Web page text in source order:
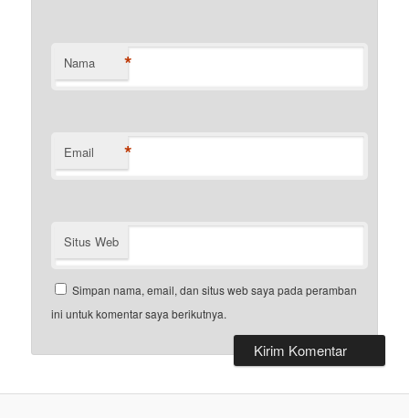
Nama *
Email *
Situs Web
Simpan nama, email, dan situs web saya pada peramban
ini untuk komentar saya berikutnya.